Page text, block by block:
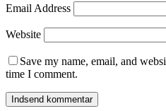
Email Address
Website
Save my name, email, and
time I comment.